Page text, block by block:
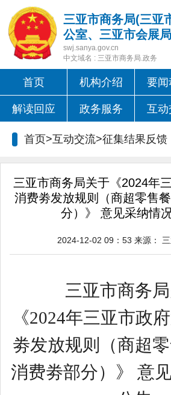
三亚市商务局(三亚
公室、三亚市会展
swj.sanya.gov.cn
中文域名 : 三亚市商务局.政务
首页 机构介绍 要闻
解读回应 政务服务 互动
首页>互动交流>征集结果反馈
三亚市商务局关于《2024年
消费劵发放规则（商超零售
分）》 意见采纳情
2024-12-02 09：53 来源：
三亚市商务
《2024年三亚市政
劵发放规则（商超
消费劵部分） 》 意